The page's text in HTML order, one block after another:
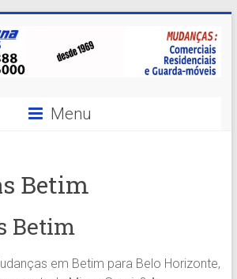
Menu
Betim
Betim
em Betim para Belo Horizonte,